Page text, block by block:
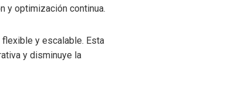
y optimización continua.
y escalable. Esta
y disminuye la